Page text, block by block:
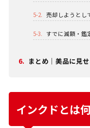
5-2. 売却しようとし
5-3. すでに減額・鑑
6. まとめ｜美品に見
インクドとは